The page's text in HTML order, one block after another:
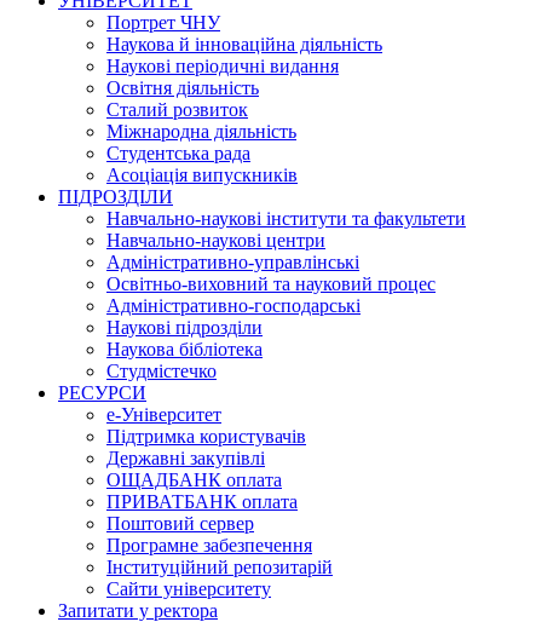
Портрет ЧНУ
Наукова й інноваційна діяльність
Наукові періодичні видання
Освітня діяльність
Сталий розвиток
Міжнародна діяльність
Студентська рада
Асоціація випускників
ПІДРОЗДІЛИ
Навчально-наукові інститути та факультети
Навчально-наукові центри
Адміністративно-управлінські
Освітньо-виховний та науковий процес
Адміністративно-господарські
Наукові підрозділи
Наукова бібліотека
Студмістечко
РЕСУРСИ
е-Університет
Підтримка користувачів
Державні закупівлі
ОЩАДБАНК оплата
ПРИВАТБАНК оплата
Поштовий сервер
Програмне забезпечення
Інституційний репозитарій
Сайти університету
Запитати у ректора